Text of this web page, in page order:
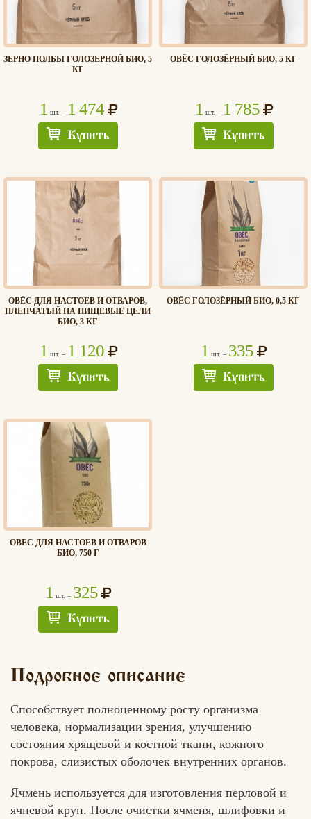
ЗЕРНО ПОЛБЫ ГОЛОЗЕРНОЙ БИО, 5
КГ
1 шт. – 1 474
Купить
ОВЁС ГОЛОЗЁРНЫЙ БИО, 5 КГ
1 шт. – 1 785
Купить
ОВЁС ДЛЯ НАСТОЕВ И ОТВАРОВ,
ПЛЕНЧАТЫЙ НА ПИЩЕВЫЕ ЦЕЛИ
БИО, 3 КГ
1 шт. – 1 120
Купить
ОВЁС ГОЛОЗЁРНЫЙ БИО, 0,5 КГ
1 шт. – 335
Купить
ОВЕС ДЛЯ НАСТОЕВ И ОТВАРОВ
БИО, 750 Г
1 шт. – 325
Купить
Подробное описание
Способствует полноценному росту организма
человека, нормализации зрения, улучшению
состояния хрящевой и костной ткани, кожного
покрова, слизистых оболочек внутренних органов.
Ячмень используется для изготовления перловой и
ячневой круп. После очистки ячменя, шлифовки и